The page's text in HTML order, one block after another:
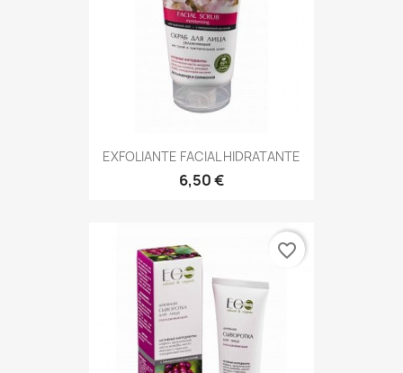
EXFOLIANTE FACIAL HIDRATANTE
6,50 €
favorite_border